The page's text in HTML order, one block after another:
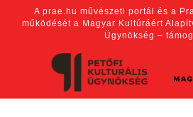
A prae.hu művészeti portál és a
működését a Magyar Kultúráért
Ügynökség –